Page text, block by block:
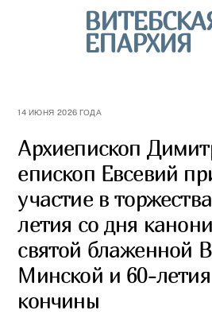
ЕПАРХИЯ
14 ИЮНЯ 2026 ГОДА
Архиепископ
епископ Евсевий
участие в
летия со дня
святой блаженной
Минской и 60-
кончины